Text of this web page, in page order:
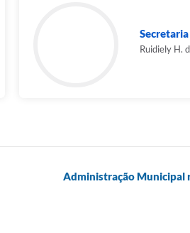
Ruidiely H.
Administração Municipal